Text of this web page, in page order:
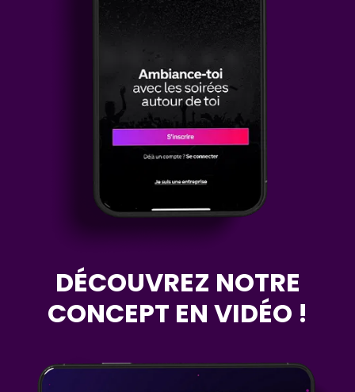
DÉCOUVREZ NOTRE
CONCEPT EN VIDÉO !